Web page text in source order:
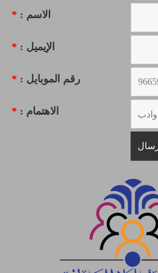
الاسم : *
الإيميل : *
رقم الموبايل : *
الاهتمام : *